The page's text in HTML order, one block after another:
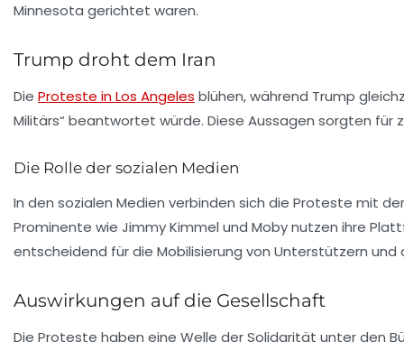
Minnesota gerichtet waren.
Trump droht dem Iran
Die Proteste in Los Angeles blühen, während Trump
Militärs“ beantwortet würde. Diese Aussagen sorgten für
Die Rolle der sozialen Medien
In den sozialen Medien verbinden sich die Proteste mit
Prominente wie Jimmy Kimmel und Moby nutzen ihre
entscheidend für die Mobilisierung von Unterstützern
Auswirkungen auf die Gesellschaft
Die Proteste haben eine Welle der Solidarität unter den